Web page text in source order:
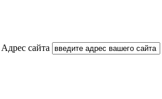
Адрес сайта